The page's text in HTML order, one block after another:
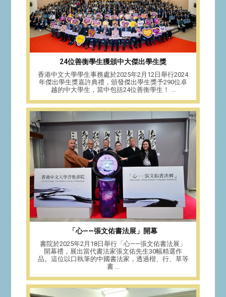
24位善衡學生獲頒中大傑出學生獎
香港中文大學學生事務處於2025年2月12日舉行2024
年傑出學生獎嘉許典禮，頒發傑出學生獎予290位卓
越的中大學生，當中包括24位善衡學生！ ...
「心——張文佑書法展」開幕
書院於2025年2月18日舉行「心——張文佑書法展」
開幕禮，展出當代書法家張文佑先生30幅精選作
品。這位以口執筆的中國書法家，透過楷、行、草等
書 ...